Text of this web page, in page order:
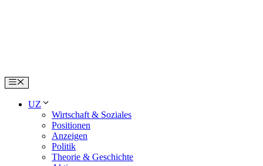
Menu
UZ
Wirtschaft & Soziales
Positionen
Anzeigen
Politik
Theorie & Geschichte